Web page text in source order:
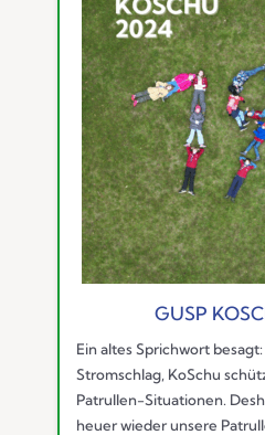
GUSP
Ein altes Sprichwort
Stromschlag, KoSchu
Patrullen-Situationen.
heuer wieder unsere